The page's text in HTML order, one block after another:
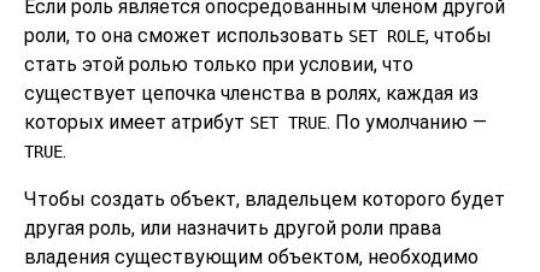
Если роль является опосредованным членом другой
роли, то она сможет использовать SET ROLE, чтобы
стать этой ролью только при условии, что
существует цепочка членства в ролях, каждая из
которых имеет атрибут SET TRUE. По умолчанию —
TRUE.
Чтобы создать объект, владельцем которого будет
другая роль, или назначить другой роли права
владения существующим объектом, необходимо